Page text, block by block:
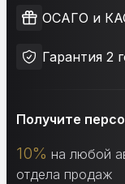
ОСАГО и
Гарантия 2
Получите
10% на любой
отдела продаж